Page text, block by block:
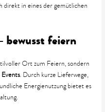
direkt in eines der gemütlichen
bewusst feiern
Ort zum Feiern, sondern
. Durch kurze Lieferwege,
Energienutzung bietet es